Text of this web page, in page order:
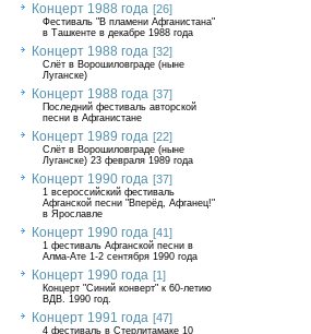
Концерт 1988 года [26]
Фестиваль "В пламени Афганистана"
в Ташкенте в декабре 1988 года
Концерт 1988 года [32]
Слёт в Ворошиловграде (ныне
Луганске)
Концерт 1988 года [37]
Последний фестиваль авторской
песни в Афганистане
Концерт 1989 года [22]
Слёт в Ворошиловграде (ныне
Луганске) 23 февраля 1989 года
Концерт 1990 года [37]
1 всероссийский фестиваль
Афганской песни "Вперёд, Афганец!"
в Ярославле
Концерт 1990 года [41]
1 фестиваль Афганской песни в
Алма-Ате 1-2 сентября 1990 года
Концерт 1990 года [1]
Концерт "Синий конверт" к 60-летию
ВДВ. 1990 год.
Концерт 1991 года [47]
4 фестиваль в Стерлитамаке 10